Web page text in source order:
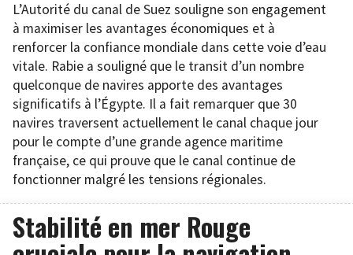
L’Autorité du canal de Suez souligne son engagement
à maximiser les avantages économiques et à
renforcer la confiance mondiale dans cette voie d’eau
vitale. Rabie a souligné que le transit d’un nombre
quelconque de navires apporte des avantages
significatifs à l’Égypte. Il a fait remarquer que 30
navires traversent actuellement le canal chaque jour
pour le compte d’une grande agence maritime
française, ce qui prouve que le canal continue de
fonctionner malgré les tensions régionales.
Stabilité en mer Rouge